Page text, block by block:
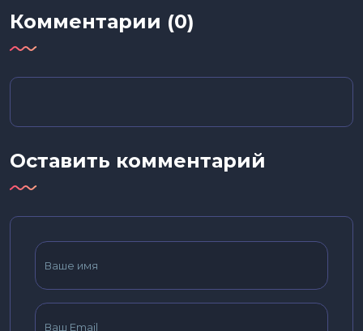
Комментарии (0)
Оставить комментарий